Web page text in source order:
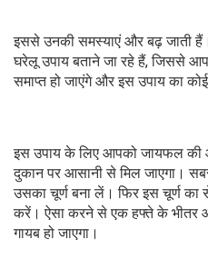
इससे उनकी समस्याएं और बढ़ जाती
घरेलू उपाय बताने जा रहे हैं, जिससे
समाप्त हो जाएंगे और इस उपाय का
इस उपाय के लिए आपको जायफल की
दुकान पर आसानी से मिल जाएगा।
उसका चूर्ण बना लें। फिर इस चूर्ण का
करें। ऐसा करने से एक हफ्ते के भीतर
गायब हो जाएगा।